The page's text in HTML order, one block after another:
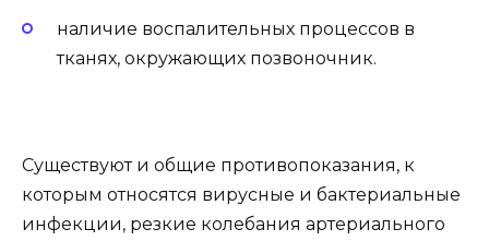
наличие воспалительных процессов в
тканях, окружающих позвоночник.
Существуют и общие противопоказания, к
которым относятся вирусные и бактериальные
инфекции, резкие колебания артериального